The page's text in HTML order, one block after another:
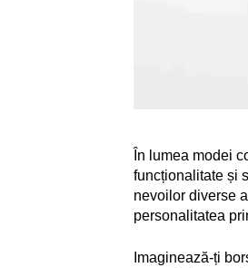
În lumea modei
funcționalitate și
nevoilor diverse
personalitatea
Imaginează-ți